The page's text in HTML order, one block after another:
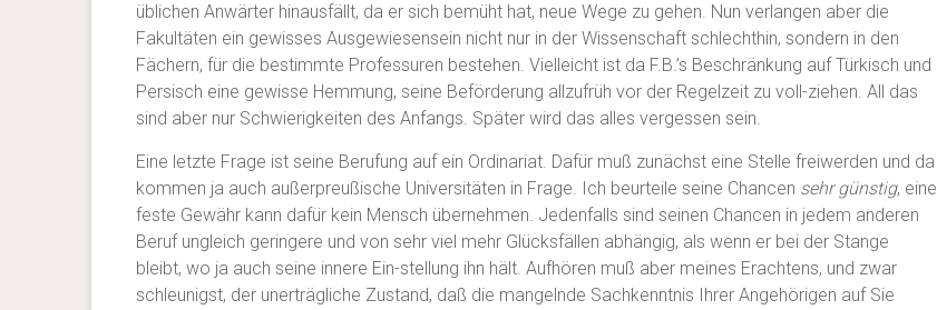
üblichen Anwärter hinausfällt, da er sich bemüht hat, neue Wege zu gehen. Nun verlangen aber die
Fakultäten ein gewisses Ausgewiesensein nicht nur in der Wissenschaft schlechthin, sondern in den
Fächern, für die bestimmte Professuren bestehen. Vielleicht ist da F.B.’s Beschränkung auf Türkisch und
Persisch eine gewisse Hemmung, seine Beförderung allzufrüh vor der Regelzeit zu voll-ziehen. All das
sind aber nur Schwierigkeiten des Anfangs. Später wird das alles vergessen sein.
Eine letzte Frage ist seine Berufung auf ein Ordinariat. Dafür muß zunächst eine Stelle freiwerden und da
kommen ja auch außerpreußische Universitäten in Frage. Ich beurteile seine Chancen sehr günstig, eine
feste Gewähr kann dafür kein Mensch übernehmen. Jedenfalls sind seinen Chancen in jedem anderen
Beruf ungleich geringere und von sehr viel mehr Glücksfällen abhängig, als wenn er bei der Stange
bleibt, wo ja auch seine innere Ein-stellung ihn hält. Aufhören muß aber meines Erachtens, und zwar
schleunigst, der unerträgliche Zustand, daß die mangelnde Sachkenntnis Ihrer Angehörigen auf Sie